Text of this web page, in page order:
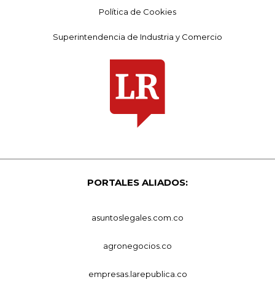
Política de Cookies
Superintendencia de Industria y Comercio
PORTALES ALIADOS:
asuntoslegales.com.co
agronegocios.co
empresas.larepublica.co